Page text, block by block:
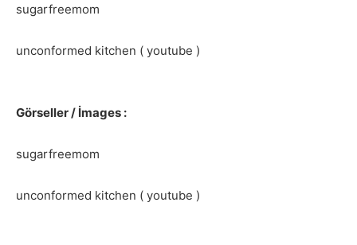
sugarfreemom
unconformed kitchen ( youtube )
Görseller / İmages :
sugarfreemom
unconformed kitchen ( youtube )